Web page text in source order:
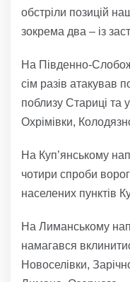
обстріли позицій
зокрема два – із
На Південно-
сім разів атакував
поблизу Стариці та
Охрімівки,
На Куп’янському
чотири спроби
населених пунктів
На Лиманському
намагався
Новоселівки,